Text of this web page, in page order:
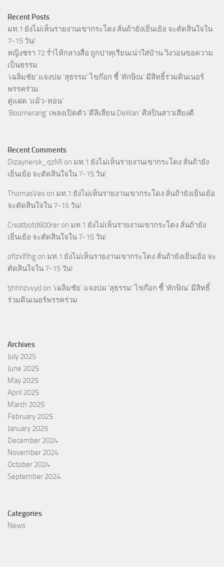
Recent Posts
มท.1 ยังไม่เห็นรายงานเขากระโดง ลั่นถ้ายังเยิ่นเย้อ จะตัดสินใจใน
7-15 วัน!
หญิงชรา 72 ร่ำไห้กลางสื่อ ถูกปาทุเรียนเน่าใส่บ้าน วิงวอนขอความ
เป็นธรรม
‘เฉลิมชัย’ แจงปม ‘สุธรรม’ ไขก๊อก ชี้ ‘ทักษิณ’ มีสิทธิ์ร่วมดินเนอร์
พรรคร่วม
คู่แฝด ‘แม้ว-ทอน’
‘Boomerang’ เพลงเปิดตัว ‘ดีลิเลียน Delilian’ ศิลปินสาวเสียงดี
Recent Comments
Dizaynersk_qzMl on มท.1 ยังไม่เห็นรายงานเขากระโดง ลั่นถ้ายัง
เยิ่นเย้อ จะตัดสินใจใน 7-15 วัน!
ThomasVes on มท.1 ยังไม่เห็นรายงานเขากระโดง ลั่นถ้ายังเยิ่นเย้อ
จะตัดสินใจใน 7-15 วัน!
Creatbotd600rer on มท.1 ยังไม่เห็นรายงานเขากระโดง ลั่นถ้ายัง
เยิ่นเย้อ จะตัดสินใจใน 7-15 วัน!
oflzxlflhg on มท.1 ยังไม่เห็นรายงานเขากระโดง ลั่นถ้ายังเยิ่นเย้อ จะ
ตัดสินใจใน 7-15 วัน!
tjhhhzvvyd on ‘เฉลิมชัย’ แจงปม ‘สุธรรม’ ไขก๊อก ชี้ ‘ทักษิณ’ มีสิทธิ์
ร่วมดินเนอร์พรรคร่วม
Archives
July 2025
June 2025
May 2025
April 2025
March 2025
February 2025
January 2025
December 2024
November 2024
October 2024
September 2024
Categories
News